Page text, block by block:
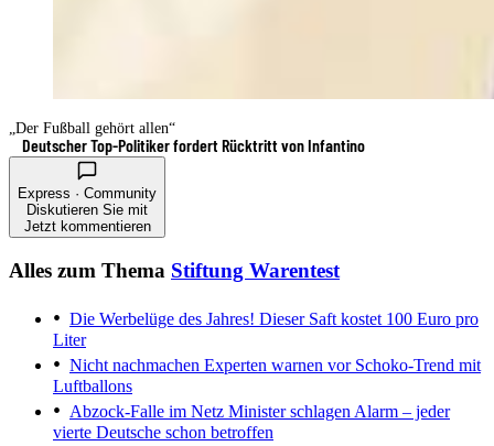
„Der Fußball gehört allen“
Deutscher Top-Politiker fordert Rücktritt von Infantino
Express · Community
Diskutieren Sie mit
Jetzt kommentieren
Alles zum Thema Stiftung Warentest
Die Werbelüge des Jahres! Dieser Saft kostet 100 Euro pro
Liter
Nicht nachmachen Experten warnen vor Schoko-Trend mit
Luftballons
Abzock-Falle im Netz Minister schlagen Alarm – jeder
vierte Deutsche schon betroffen